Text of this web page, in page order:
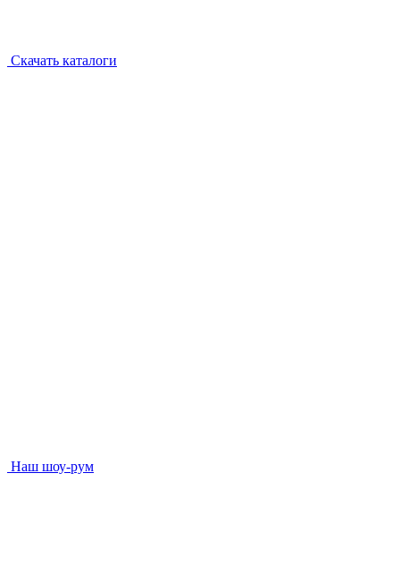
Скачать каталоги
Наш шоу-рум